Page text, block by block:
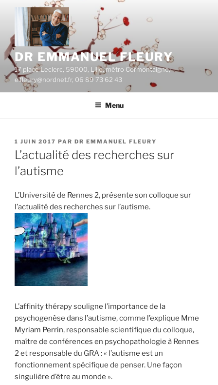
Aller
contenu
principal
DR EMMANUEL FLEURY
17 place Leclerc, 59000, Lille, métro Cormontaigne,
e.fleury@nordnet.fr, 06 89 73 62 43
Menu
PUBLIÉ
LE
1 JUIN 2017 PAR DR EMMANUEL FLEURY
L’actualité des recherches sur
l’autisme
L’Université de Rennes 2, présente son colloque sur
l’actualité des recherches sur l’autisme.
L’affinity thérapy souligne l’importance de la
psychogenèse dans l’autisme, comme l’explique Mme
Myriam Perrin, responsable scientifique du colloque,
maître de conférences en psychopathologie à Rennes
2 et responsable du GRA : « l’autisme est un
fonctionnement spécifique de penser. Une façon
singulière d’être au monde ».